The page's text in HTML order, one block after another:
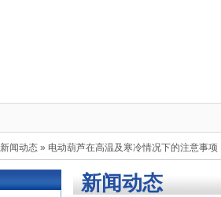
新闻动态 » 电动葫芦在高温及寒冷情况下的注意事项
新闻动态